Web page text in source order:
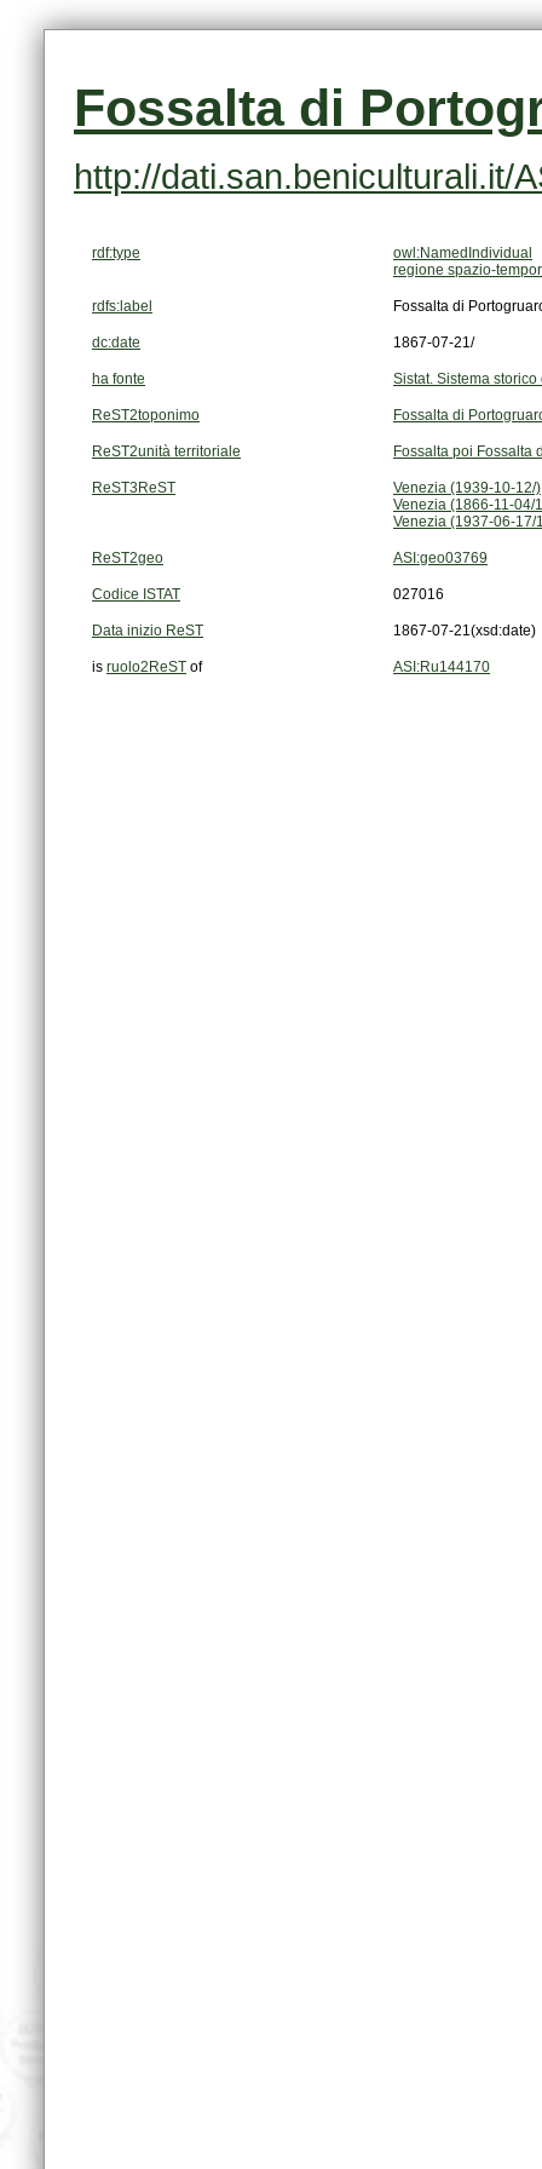
Fossalta di
http://dati.san.beniculturali.it/
rdf:type
owl:NamedIndividual
regione spazio-
rdfs:label Fossalta di
dc:date 1867-07-21/
ha fonte Sistat. Sistema
ReST2toponimo Fossalta di
ReST2unità territoriale Fossalta poi Fossalta
ReST3ReST
Venezia (1939-10-12/)
Venezia (1866-11-04/
Venezia (1937-06-17/
ReST2geo ASI:geo03769
Codice ISTAT 027016
Data inizio ReST 1867-07-21(xsd:date)
is ruolo2ReST of ASI:Ru144170